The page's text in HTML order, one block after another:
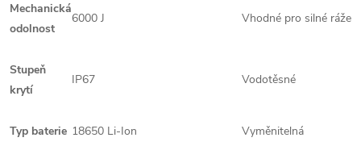
Mechanická
odolnost
6000 J Vhodné pro silné ráže
Stupeň
krytí
IP67 Vodotěsné
Typ baterie 18650 Li-Ion Vyměnitelná